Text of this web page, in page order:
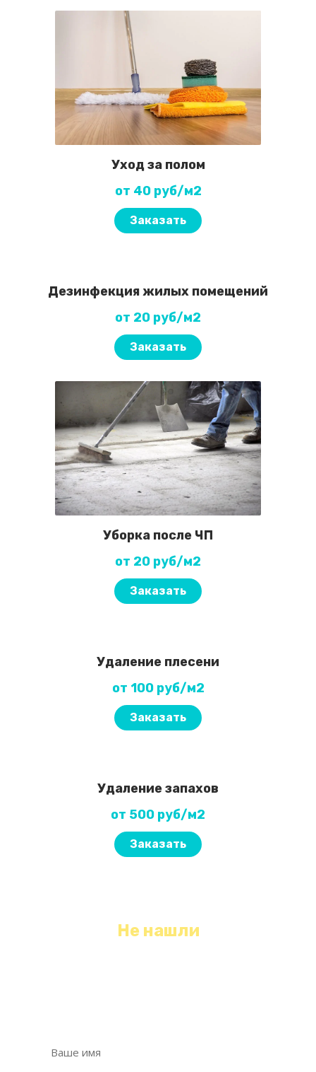
Уход за полом
от 40 руб/м2
Заказать
Дезинфекция жилых помещений
от 20 руб/м2
Заказать
Уборка после ЧП
от 20 руб/м2
Заказать
Удаление плесени
от 100 руб/м2
Заказать
Удаление запахов
от 500 руб/м2
Заказать
Не нашли